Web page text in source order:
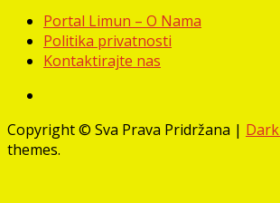
Portal Limun – O Nama
Politika privatnosti
Kontaktirajte nas
Copyright © Sva Prava Pridržana |
themes.